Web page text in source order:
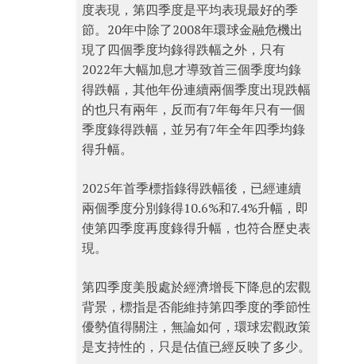
度表現，第四季度是平均表現最好的季
節。20年中除了2008年環球金融危機出
現了四個季度均錄得跌幅之外，只有
2022年大幅加息才導致首三個季度均錄
得跌幅，其他年份連續兩個季度出現跌幅
的也只有兩年，反而有7年每年只有一個
季度錄得跌幅，並另有7年全年四季均錄
得升幅。
2025年首季標指錄得跌幅後，已經連續
兩個季度分別錄得10.6%和7.4%升幅，即
使第四季度再度錄得升幅，也符合歷史表
現。
第四季度美股處於經濟增長下降息的宏觀
背景，標指是否能維持第四季度的季節性
優勢值得關注，無論如何，環球宏觀政策
是支持性的，只是估值已經反映了多少。